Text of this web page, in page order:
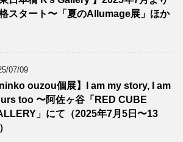
スタート〜「夏のAllumage展」ほか
07/09
ninko ouzou個展】I am my story, I am
too 〜阿佐ヶ谷「RED CUBE
」にて（2025年7月5日〜13